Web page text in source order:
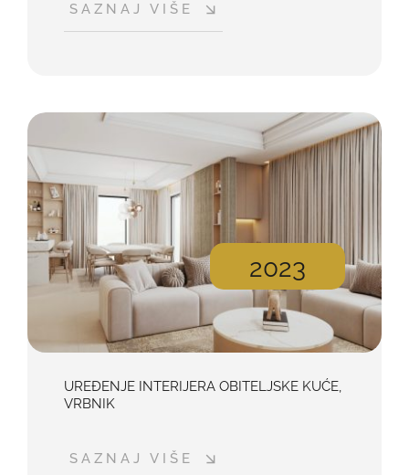
SAZNAJ VIŠE
2023
UREĐENJE INTERIJERA OBITELJSKE KUĆE,
VRBNIK
SAZNAJ VIŠE